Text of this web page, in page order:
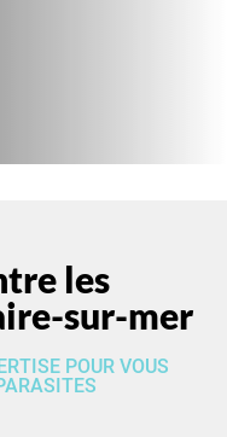
les
sur-mer
POUR VOUS